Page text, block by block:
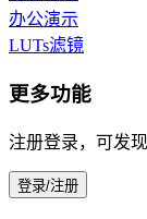
办公演示
LUTs滤镜
更多功能
注册登录，可发
登录/注册